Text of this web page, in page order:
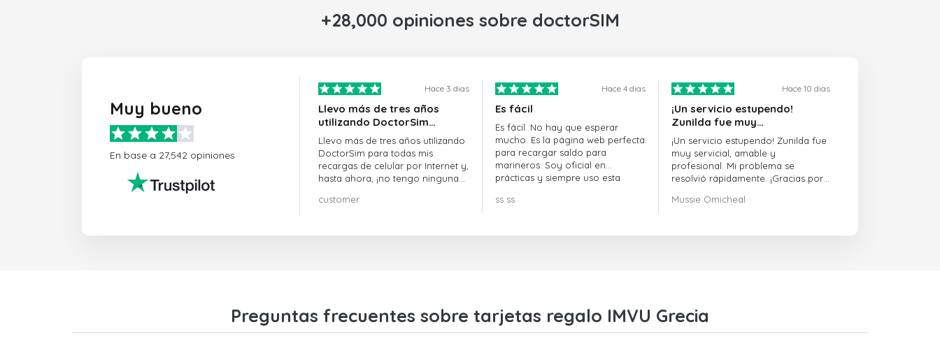
+28,000 opiniones sobre doctorSIM
Muy bueno
En base a 27,542 opiniones
Hace 3 dias
Llevo más de tres años
utilizando DoctorSim…
Llevo más de tres años utilizando
DoctorSim para todas mis
recargas de celular por Internet y,
hasta ahora, ¡no tengo ninguna
customer
Hace 4 dias
Es fácil
Es fácil. No hay que esperar
mucho. Es la página web perfecta
para recargar saldo para
marineros. Soy oficial en
prácticas y siempre uso esta
ss ss
Hace 10 dias
¡Un servicio estupendo!
Zunilda fue muy…
¡Un servicio estupendo! Zunilda fue
muy servicial, amable y
profesional. Mi problema se
resolvió rápidamente. ¡Gracias por
Mussie Omicheal
Preguntas frecuentes sobre tarjetas regalo IMVU Grecia